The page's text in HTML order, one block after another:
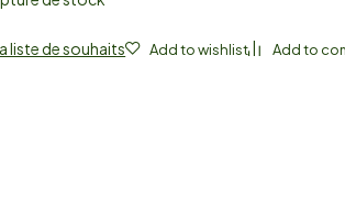
liste de souhaits